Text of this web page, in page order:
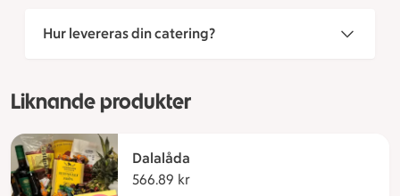
Hur levereras din catering?
Liknande produkter
Dalalåda
566.89 kr